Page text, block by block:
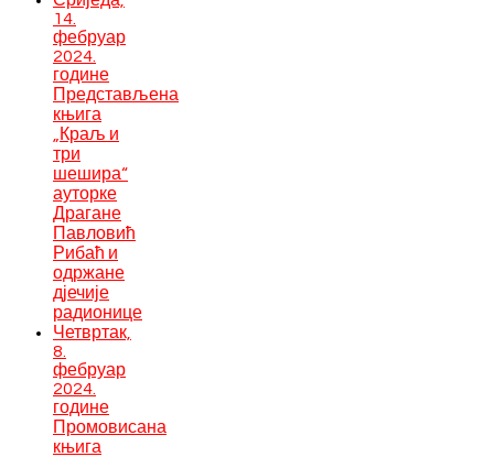
14.
фебруар
2024.
године
Представљена
књига
„Краљ и
три
шешира“
ауторке
Драгане
Павловић
Рибаћ и
одржане
дјечије
радионице
Четвртак,
8.
фебруар
2024.
године
Промовисана
књига